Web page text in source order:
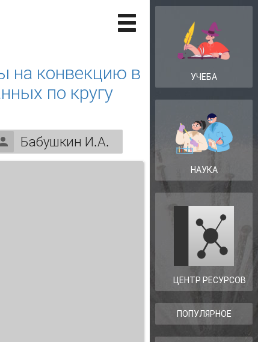
на конвекцию в
по кругу
Бабушкин И.А.
УЧЕБА
НАУКА
ЦЕНТР РЕСУРСОВ
ПОПУЛЯРНОЕ